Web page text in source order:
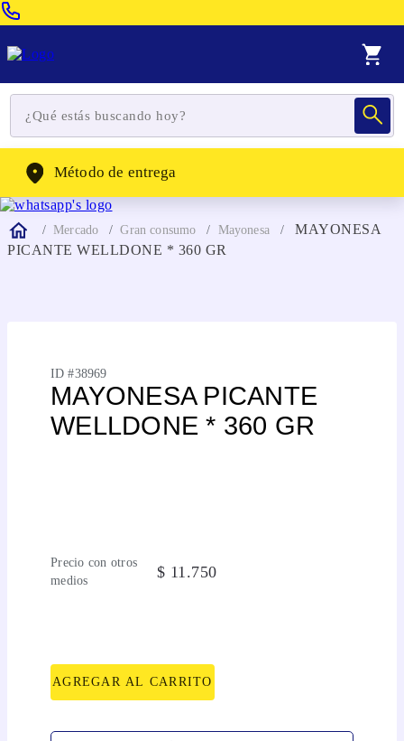
WhatsApp: (302) 262-4104
Método de entrega
Mercado Gran consumo Mayonesa
MAYONESA
PICANTE WELLDONE * 360 GR
ID #38969
MAYONESA PICANTE
WELLDONE * 360 GR
Precio con otros
medios
$ 11.750
AGREGAR AL CARRITO